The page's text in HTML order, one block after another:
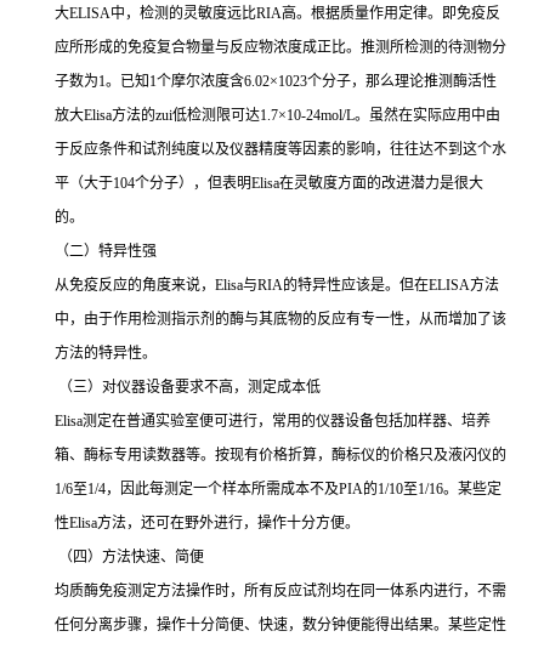
大ELISA中，检测的灵敏度远比RIA高。根据质量作用定律。即免疫反
应所形成的免疫复合物量与反应物浓度成正比。推测所检测的待测物分
子数为1。已知 1个摩尔浓度含6.02×1023个分子，那么理论推测酶活性
放大Elisa方法的zui低检测限可达1.7×10-24mol/L。虽然在实际应用中由
于反应条件和试剂纯度以及仪器精度等因素的影响，往往达不到这个水
平（大于104个分子），但表明Elisa在灵敏度方面的改进潜力是很大
的。
（二）特异性强
从免疫反应的角度来说， Elisa与RIA的特异性应该是。但在ELISA方法
中，由于作用检测指示剂的酶与其底物的反应有专一性，从而增加了该
方法的特异性。
（三）对仪器设备要求不高，测定成本低
Elisa测定在普通实验室便可进行，常用的仪器设备包括加样器、培养
箱、酶标专用读数器等。按现有价格折算，酶标仪的价格只及液闪仪的
1/6至1/4，因此每测定一个样本所需成本不及PIA的1/10至1/16。某些定
性Elisa方法，还可在野外进行，操作十分方便。
（四）方法快速、简便
均质酶免疫测定方法操作时，所有反应试剂均在同一体系内进行，不需
任何分离步骤，操作十分简便、快速，数分钟便能得出结果。某些定性